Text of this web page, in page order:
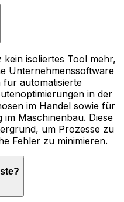
isoliertes Tool mehr,
Unternehmenssoftware
für automatisierte
in der
im Handel sowie für
Maschinenbau. Diese
um Prozesse zu
Fehler zu minimieren.